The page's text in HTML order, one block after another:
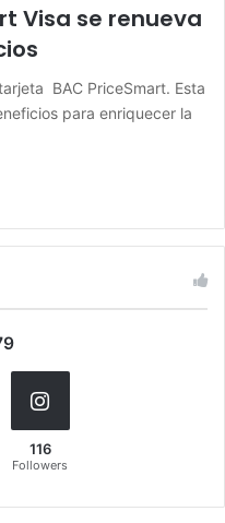
Visa se renueva
BAC PriceSmart. Esta
para enriquecer la
116
Followers